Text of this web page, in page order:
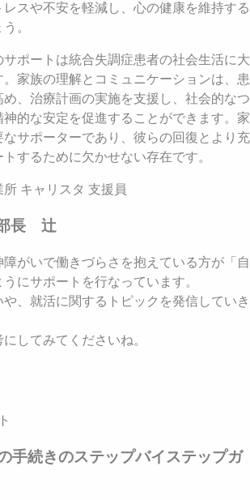
スや不安を軽減し、心の健康を維持する
。
ポートは統合失調症患者の社会生活に大
家族の理解とコミュニケーションは、患
、治療計画の実施を支援し、社会的なつ
的な安定を促進することができます。家
サポーターであり、彼らの回復とより充
するために欠かせない存在です。
長 辻
がいで働きづらさを抱えている方が「自
にサポートを行なっています。
、就活に関するトピックを発信していき
してみてくださいね。
手続きのステップバイステップガ